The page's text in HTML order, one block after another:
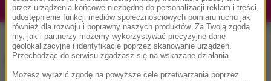
Muzyka w RMF MAXX
przez urządzenia końcowe niezbędne do personalizacji reklam i treści,
udostępnienie funkcji mediów społecznościowych pomiaru ruchu jak
również dla rozwoju i poprawny naszych produktów. Za Twoją zgodą
my, jak i partnerzy możemy wykorzystywać precyzyjne dane
geolokalizacyjne i identyfikację poprzez skanowanie urządzeń.
Przechodząc do serwisu zgadzasz się na wskazane działania.
Możesz wyrazić zgodę na powyższe cele przetwarzania poprzez